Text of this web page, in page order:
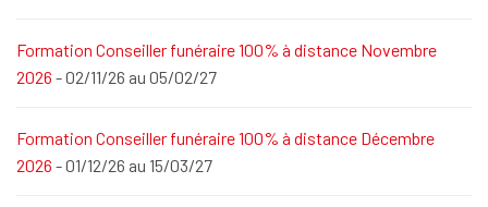
Formation Conseiller funéraire 100% à distance Novembre
2026 - 02/11/26 au 05/02/27
Formation Conseiller funéraire 100% à distance Décembre
2026 - 01/12/26 au 15/03/27